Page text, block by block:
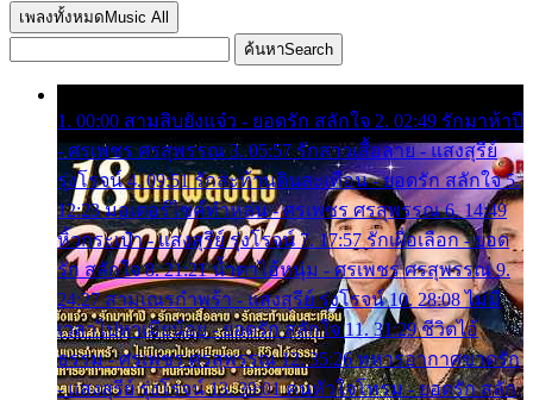
เพลงทั้งหมด Music All
ค้นหาSearch
1. 00:00 สามสิบยังแจ๋ว - ยอดรัก สลักใจ 2. 02:49 รักมาห้าปี
- ศรเพชร ศรสุพรรณ 3. 05:57 รักสาวเสื้อลาย - แสงสุรีย์
รุ่งโรจน์ 4. 09:51 รักสะท้านดินสะเทือน - ยอดรัก สลักใจ 5.
12:23 มอเตอร์ไซค์ทำหล่น - ศรเพชร ศรสุพรรณ 6. 14:49
หิ้วกระเป๋า - แสงสุรีย์ รุ่งโรจน์ 7. 17:57 รักเผื่อเลือก - ยอด
รัก สลักใจ 8. 21:21 น้ำตาไอ้หนุ่ม - ศรเพชร ศรสุพรรณ 9.
24:27 สามเณรกำพร้า - แสงสุรีย์ รุ่งโรจน์ 10. 28:08 ไม่มี
เวลาไปหาเมียน้อย - ยอดรัก สลักใจ 11. 31:29 ชีวิตไอ้
ธรรม - ศรเพชร ศรสุพรรณ 12. 35:26 ทหารอากาศขาดรัก
- แสงสุรีย์ รุ่งโรจน์ 13. 39:01 คนหัวใจโทรม - ยอดรัก สลัก